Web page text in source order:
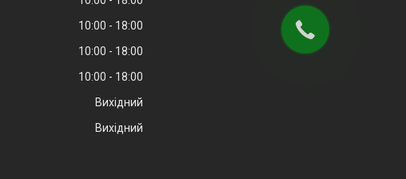
10:00
18:00
10:00
18:00
10:00
18:00
Вихідний
Вихідний